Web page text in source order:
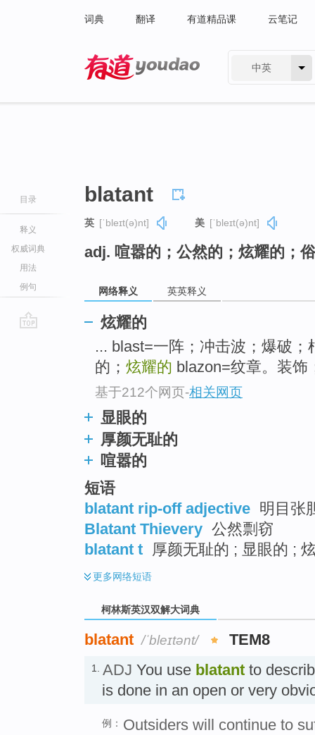
词典 翻译 有道精品课 云笔记
中英
目录
释义
权威词典
用法
例句
blatant
英 [ˈbleɪt(ə)nt] 美 [ˈbleɪt(ə)nt]
adj. 喧嚣的；公然的；炫耀的；
网络释义 英英释义
炫耀的
... blast=一阵；冲击波；爆破
的； 炫耀的 blazon=纹章。装
基于212个网页-相关网页
显眼的
厚颜无耻的
喧嚣的
短语
blatant rip-off adjective 明目张
Blatant Thievery 公然剽窃
blatant t 厚颜无耻的 ; 显眼的 ;
更多网络短语
柯林斯英汉双解大词典
blatant /ˈbleɪtənt/ TEM8
1. ADJ You use blatant to
is done in an open or very
例： Outsiders will continue to